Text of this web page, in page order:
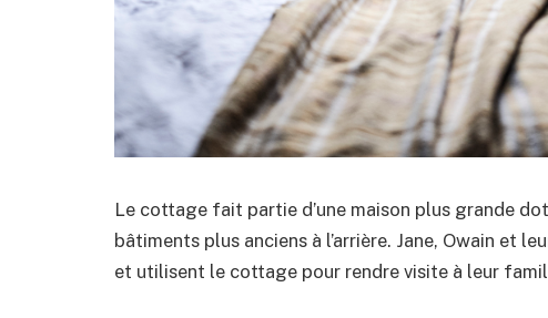
Le cottage fait partie d’une maison plus grande
bâtiments plus anciens à l’arrière. Jane, Owain et
et utilisent le cottage pour rendre visite à leur